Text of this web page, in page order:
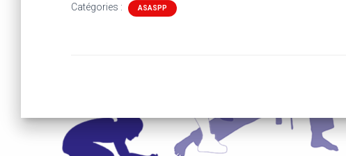
Catégories : ASASPP